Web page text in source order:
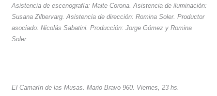
Asistencia de escenografía: Maite Corona. Asistencia de iluminación:
Susana Zilbervarg. Asistencia de dirección: Romina Soler. Productor
asociado: Nicolás Sabatini. Producción: Jorge Gómez y Romina
Soler.
El Camarín de las Musas. Mario Bravo 960. Viernes, 23 hs.